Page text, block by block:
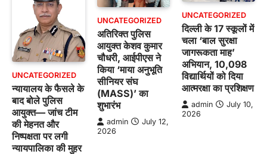
UNCATEGORIZED
न्यायालय के फैसले के
बाद बोले पुलिस
आयुक्त— जांच टीम
की मेहनत और
निष्पक्षता पर लगी
न्यायपालिका की मुहर
UNCATEGORIZED
अतिरिक्त पुलिस
आयुक्त केशव कुमार
चौधरी, आईपीएस ने
किया ‘माया अनुभूति
सीनियर संघ
(MASS)’ का
शुभारंभ
admin
July 12,
2026
UNCATEGORIZED
दिल्ली के 17 स्कूलों में
चला ‘बाल सुरक्षा
जागरूकता माह’
अभियान, 10,098
विद्यार्थियों को दिया
आत्मरक्षा का प्रशिक्षण
admin
July 10,
2026